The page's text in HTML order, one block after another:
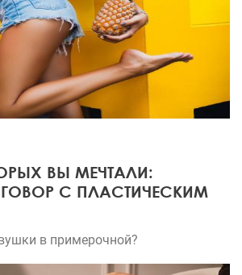
ВЫ МЕЧТАЛИ:
С ПЛАСТИЧЕСКИМ
в примерочной?